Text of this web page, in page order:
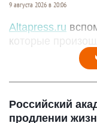
9 августа 2026 в 20:06
Altapress.ru
которые
Российский
продлении